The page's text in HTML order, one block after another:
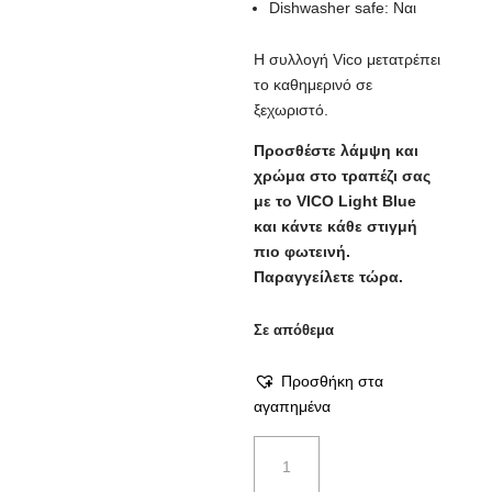
Dishwasher safe: Ναι
Η συλλογή Vico μετατρέπει
το καθημερινό σε
ξεχωριστό.
Προσθέστε λάμψη και
χρώμα στο τραπέζι σας
με το VICO Light Blue
και κάντε κάθε στιγμή
πιο φωτεινή.
Παραγγείλετε τώρα.
Σε απόθεμα
Προσθήκη στα
αγαπημένα